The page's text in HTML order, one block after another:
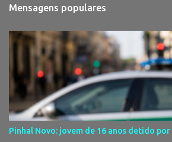
Mensagens populares
Pinhal Novo: jovem de 16 anos detido